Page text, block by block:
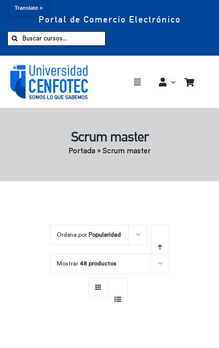
Portal de Comercio Electrónico
Buscar:
Toggle
Comprar ahora
Scrum master
Portada » Scrum master
Ordena por Popularidad
Mostrar 48 productos
Translate »